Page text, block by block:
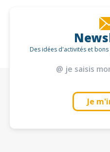
Des idées d'activités et
Je